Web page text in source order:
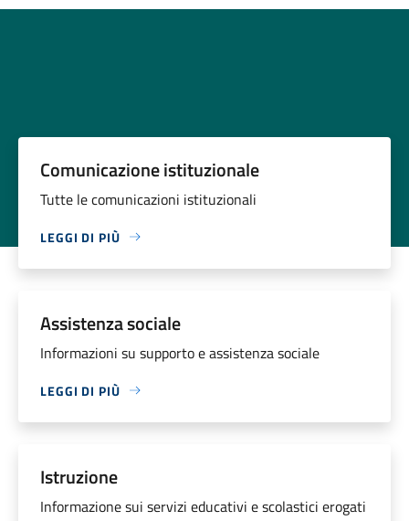
Comunicazione istituzionale
Tutte le comunicazioni istituzionali
LEGGI DI PIÙ
Assistenza sociale
Informazioni su supporto e assistenza sociale
LEGGI DI PIÙ
Istruzione
Informazione sui servizi educativi e scolastici erogati